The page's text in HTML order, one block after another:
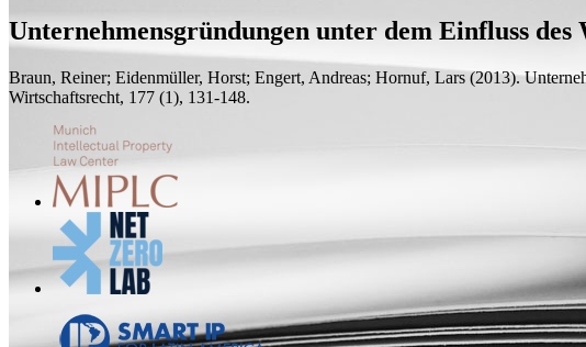
Unternehmensgründungen unter dem Einfluss
Braun, Reiner; Eidenmüller, Horst; Engert, Andreas; Hornuf, Lars (2013).
Wirtschaftsrecht, 177 (1), 131-148.